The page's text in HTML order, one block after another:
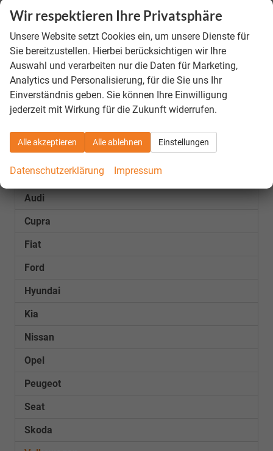
Monatsraten 435,– €
Bei einem Nettodarlehensbetrag von 5.000,- EUR erhalten zwei Drittel der Kunden einen
effektiven Jahreszins von 6,99% oder günstiger (gebundener Sollzinssatz 6,99% p.a.
inkl. eines Bearbeitungsentgelts).
unverbindliche Berechnung
Fahrzeugnr.
LAGERFAHRZEUGE
Audi
Cupra
Fiat
Ford
Hyundai
Kia
Nissan
Opel
Peugeot
Seat
Skoda
Wir respektieren Ihre Privatsphäre
Unsere Website setzt Cookies ein, um unsere Dienste für
Sie bereitzustellen. Hierbei berücksichtigen wir Ihre
Auswahl und verarbeiten nur die Daten für Marketing,
Analytics und Personalisierung, für die Sie uns Ihr
Einverständnis geben. Sie können Ihre Einwilligung
jederzeit mit Wirkung für die Zukunft widerrufen.
Alle akzeptieren Alle ablehnen Einstellungen
Datenschutzerklärung Impressum